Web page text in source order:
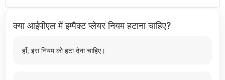
क्या आईपीएल में इम्पैक्ट प्लेयर नियम हटाना चाहिए?
हाँ, इस नियम को हटा देना चाहिए।